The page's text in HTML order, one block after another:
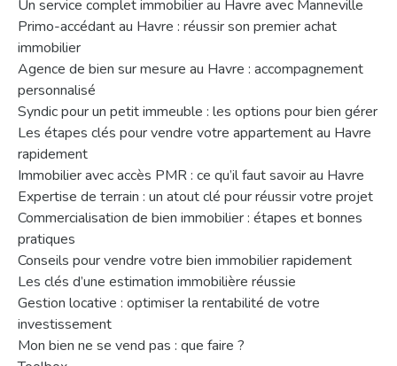
Un service complet immobilier au Havre avec Manneville
Primo-accédant au Havre : réussir son premier achat
immobilier
Agence de bien sur mesure au Havre : accompagnement
personnalisé
Syndic pour un petit immeuble : les options pour bien gérer
Les étapes clés pour vendre votre appartement au Havre
rapidement
Immobilier avec accès PMR : ce qu’il faut savoir au Havre
Expertise de terrain : un atout clé pour réussir votre projet
Commercialisation de bien immobilier : étapes et bonnes
pratiques
Conseils pour vendre votre bien immobilier rapidement
Les clés d’une estimation immobilière réussie
Gestion locative : optimiser la rentabilité de votre
investissement
Mon bien ne se vend pas : que faire ?